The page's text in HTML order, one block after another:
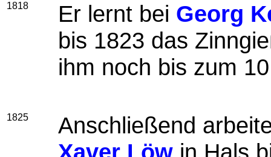
1818 Er lernt bei Georg
bis 1823 das
ihm noch bis zum
1825
Anschließend